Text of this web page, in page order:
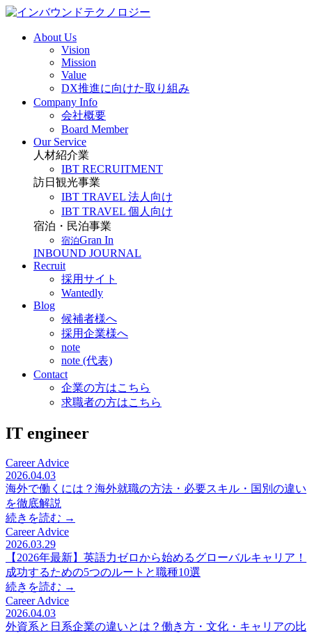
About Us
Vision
Mission
Value
DX推進に向けた取り組み
Company Info
会社概要
Board Member
Our Service
人材紹介業
IBT RECRUITMENT
訪日観光事業
IBT TRAVEL 法人向け
IBT TRAVEL 個人向け
宿泊・民泊事業
宿泊Gran In
INBOUND JOURNAL
Recruit
採用サイト
Wantedly
Blog
候補者様へ
採用企業様へ
note
note (代表)
Contact
企業の方はこちら
求職者の方はこちら
IT engineer
Career Advice
2026.04.03
海外で働くには？海外就職の方法・必要スキル・国別の違い
を徹底解説
続きを読む →
Career Advice
2026.03.29
【2026年最新】英語力ゼロから始めるグローバルキャリア！
成功するための5つのルートと職種10選
続きを読む →
Career Advice
2026.04.03
外資系と日系企業の違いとは？働き方・文化・キャリアの比